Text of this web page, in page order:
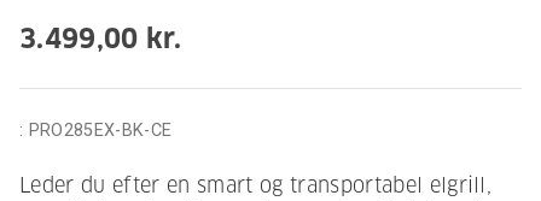
3.499,00 kr.
: PRO285EX-BK-CE
Leder du efter en smart og transportabel elgrill,